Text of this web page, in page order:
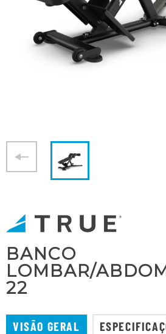
BANCO
LOMBAR/
22
VISÃO GERAL